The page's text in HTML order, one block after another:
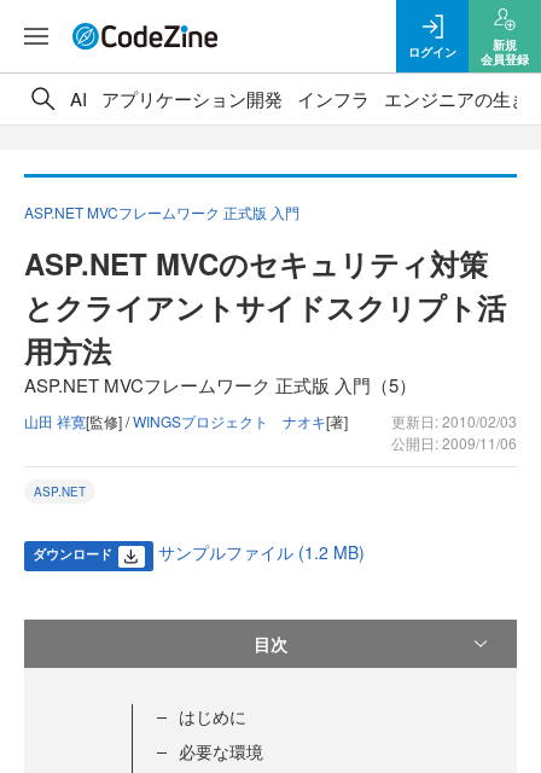
ログイン
新規
会員登録
AI アプリケーション開発 インフラ エンジニアの生き
ASP.NET MVCフレームワーク 正式版 入門
ASP.NET MVCのセキュリティ対策
とクライアントサイドスクリプト活
用方法
ASP.NET MVCフレームワーク 正式版 入門（5）
山田 祥寛[監修] /WINGSプロジェクト ナオキ[著]
更新日: 2010/02/03
公開日: 2009/11/06
ASP.NET
ダウンロード サンプルファイル (1.2 MB)
目次
はじめに
必要な環境